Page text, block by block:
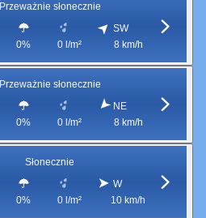
Przeważnie słonecznie
0% 0 l/m²
SW
8 km/h
Przeważnie słonecznie
0% 0 l/m²
NE
8 km/h
Słonecznie
0% 0 l/m²
W
10 km/h